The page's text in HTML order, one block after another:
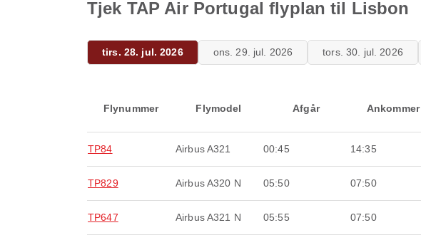
Tjek TAP Air Portugal flyplan til Lisbon
tirs. 28. jul. 2026 ons. 29. jul. 2026 tors. 30. jul. 2026
Flynummer Flymodel Afgår Ankommer
TP84 Airbus A321 00:45 14:35
TP829 Airbus A320 N 05:50 07:50
TP647 Airbus A321 N 05:55 07:50